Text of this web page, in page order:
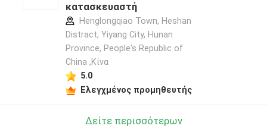
κατασκευαστή
Henglongqiao Town, Heshan
Distract, Yiyang City, Hunan
Province, People's Republic of
China ,Κίνα
5.0
Ελεγχμένος προμηθευτής
Δείτε περισσότερων